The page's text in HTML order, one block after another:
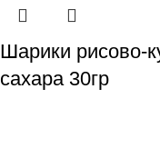
Шарики рисово-
сахара 30гр